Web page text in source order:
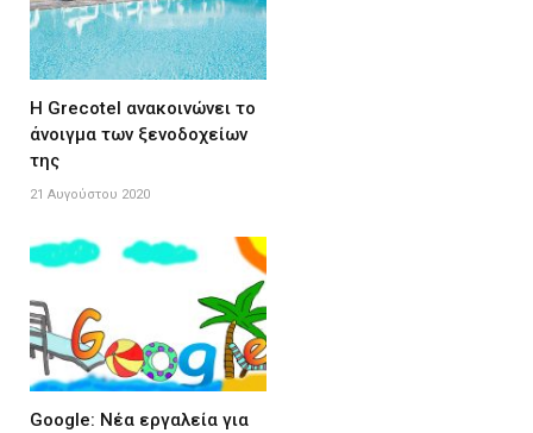
Η Grecotel ανακοινώνει το
άνοιγμα των ξενοδοχείων
της
21 Αυγούστου 2020
Google: Nέα εργαλεία για